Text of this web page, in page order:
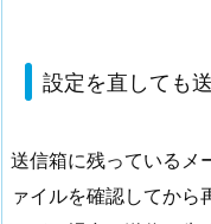
設定を直しても
送信箱に残っているメ
ァイルを確認してから